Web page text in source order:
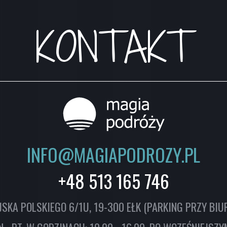
KONTAKT
INFO@MAGIAPODROZY.PL
+48 513 165 746
POLSKIEGO 6/1U, 19-300 EŁK (PARKING PRZY